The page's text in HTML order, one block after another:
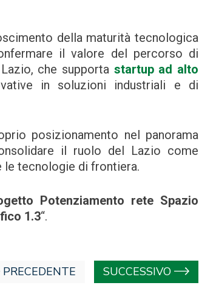
della maturità tecnologica
il valore del percorso di
che supporta startup ad alto
in soluzioni industriali e di
posizionamento nel panorama
il ruolo del Lazio come
le tecnologie di frontiera.
Potenziamento rete Spazio
1.3“.
PRECEDENTE SUCCESSIVO